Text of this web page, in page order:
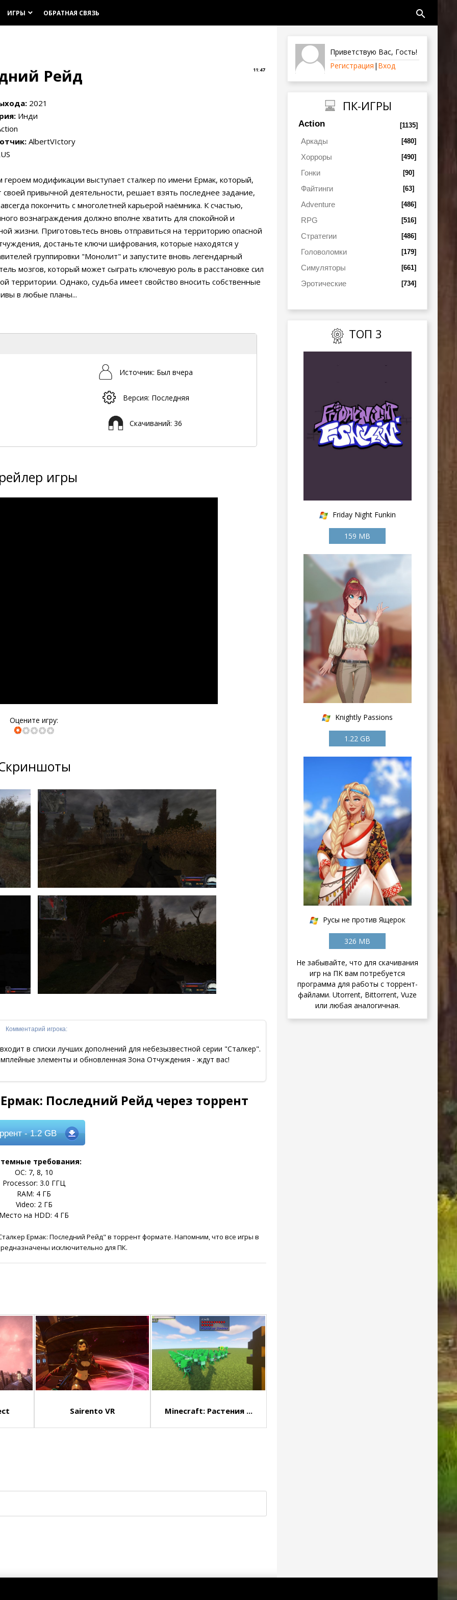
ИГРЫ keyboard_arrow_down ОБРАТНАЯ СВЯЗЬ search
11:47
Рейд
2021
Инди
AlbertVIctory
героем модификации выступает сталкер по имени Ермак, который,
своей привычной деятельности, решает взять последнее задание,
покончить с многолетней карьерой наёмника. К счастью,
вознаграждения должно вполне хватить для спокойной и
жизни. Приготовьтесь вновь отправиться на территорию опасной
достаньте ключи шифрования, которые находятся у
группировки "Монолит" и запустите вновь легендарный
мозгов, который может сыграть ключевую роль в расстановке сил
территории. Однако, судьба имеет свойство вносить собственные
в любые планы...
Источник: Был вчера
Версия: Последняя
Скачиваний: 36
игры
Оцените игру:
Комментарий игрока:
в списки лучших дополнений для небезызвестной серии "Сталкер".
элементы и обновленная Зона Отчуждения - ждут вас!
Последний Рейд через торрент
- 1.2 GB
требования:
ОС: 7, 8, 10
Processor: 3.0 ГГЦ
RAM: 4 ГБ
Video: 2 ГБ
на HDD: 4 ГБ
Ермак: Последний Рейд" в торрент формате. Напомним, что все игры в
исключительно для ПК.
Sairento VR Minecraft: Растения ...
Приветствую Вас, Гость!
Регистрация | Вход
ПК-ИГРЫ
Action [1135]
Аркады [480]
Хорроры [490]
Гонки [90]
Файтинги [63]
Adventure [486]
RPG [516]
Стратегии [486]
Головоломки [179]
Симуляторы [661]
Эротические [734]
ТОП 3
Friday Night Funkin
159 MB
Knightly Passions
1.22 GB
Русы не против Ящерок
326 MB
Не забывайте, что для скачивания
игр на ПК вам потребуется
программа для работы с торрент-
файлами. Utorrent, Bittorrent, Vuze
или любая аналогичная.